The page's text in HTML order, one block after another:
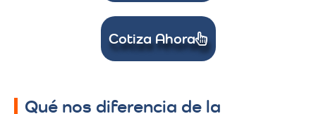
Cotiza Ahora
Qué nos diferencia de la